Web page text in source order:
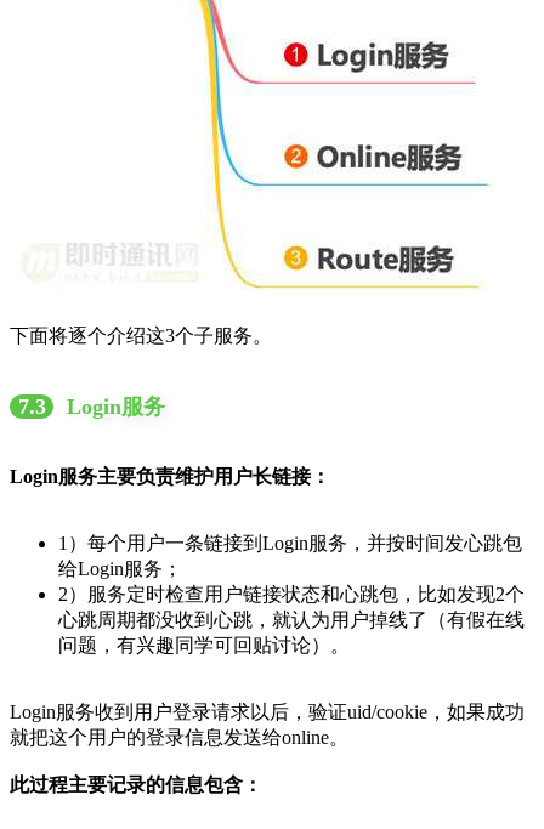
下面将逐个介绍这3个子服务。
7.3 Login服务
Login服务主要负责维护用户长链接：
1）每个用户一条链接到Login服务，并按时间发心跳包
给Login服务；
2）服务定时检查用户链接状态和心跳包，比如发现2个
心跳周期都没收到心跳，就认为用户掉线了（有假在线
问题，有兴趣同学可回贴讨论）。
Login服务收到用户登录请求以后，验证uid/cookie，如果成功
就把这个用户的登录信息发送给online。
此过程主要记录的信息包含：